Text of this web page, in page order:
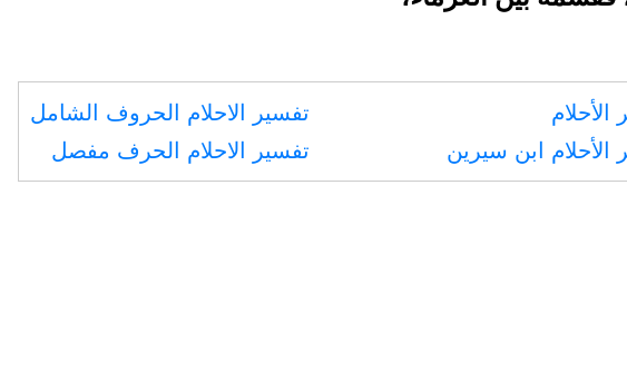
الأحلام
الأحلام ابن سيرين
تفسير الاحلام الحروف الشامل
تفسير الاحلام الحرف مفصل